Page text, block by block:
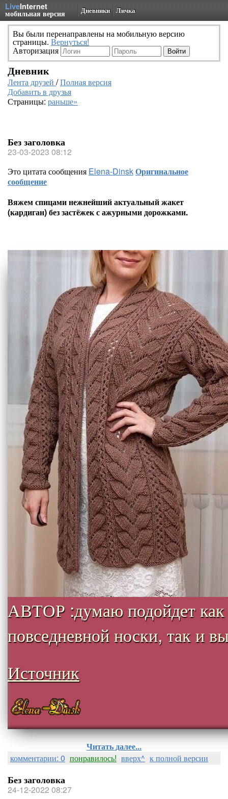
LiveInternet
мобильная версия Дневники Личка
Вы были перенаправлены на мобильную версию
страницы. Вернуться!
Авторизация
Дневник
Лента друзей /Полная версия
Добавить в друзья
Страницы: раньше»
Без заголовка
23-03-2023 08:12
Это цитата сообщения Elena-DinskОригинальное
сообщение
Вяжем спицами нежнейший актуальный жакет
(кардиган) без застёжек с ажурными дорожками.
АВТОР :думаю подойдет как
повседневной носки, так и
Источник
Читать далее...
комментарии: 0 понравилось! вверх^ к полной версии
Без заголовка
24-12-2022 08:27